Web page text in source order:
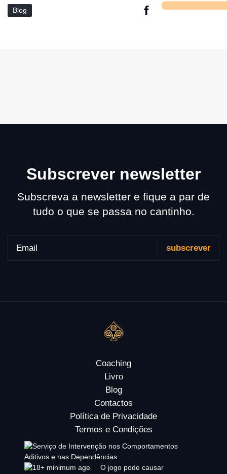
Blog
Subscrever newsletter
Subscreva a newsletter e fique a par de
tudo o que se passa no cantinho.
Coaching
Livro
Blog
Contactos
Política de Privacidade
Termos e Condições
O jogo pode causar